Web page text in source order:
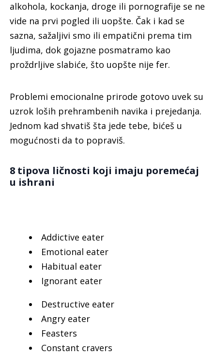
alkohola, kockanja, droge ili pornografije se ne
vide na prvi pogled ili uopšte. Čak i kad se
sazna, sažaljivi smo ili empatični prema tim
ljudima, dok gojazne posmatramo kao
proždrljive slabiće, što uopšte nije fer.
Problemi emocionalne prirode gotovo uvek su
uzrok loših prehrambenih navika i prejedanja.
Jednom kad shvatiš šta jede tebe, bićeš u
mogućnosti da to popraviš.
8 tipova ličnosti koji imaju poremećaj
u ishrani
Addictive eater
Emotional eater
Habitual eater
Ignorant eater
Destructive eater
Angry eater
Feasters
Constant cravers